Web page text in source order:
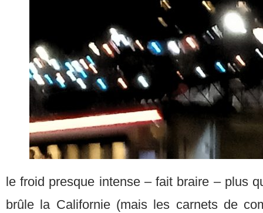
le froid presque intense – fait braire – plus
brûle la Californie (mais les carnets de